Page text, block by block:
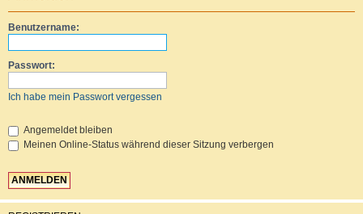
Benutzername:
Passwort:
Ich habe mein Passwort vergessen
Angemeldet bleiben
Meinen Online-Status während dieser Sitzung verbergen